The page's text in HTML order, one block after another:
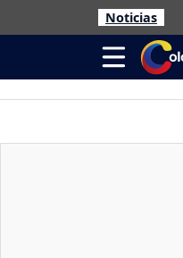
Noticias